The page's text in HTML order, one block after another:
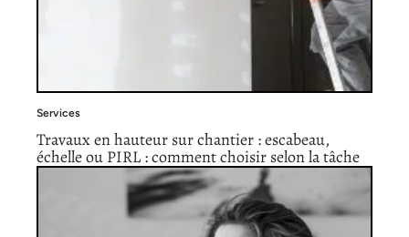
Services
Travaux en hauteur sur chantier : escabeau,
échelle ou PIRL : comment choisir selon la tâche